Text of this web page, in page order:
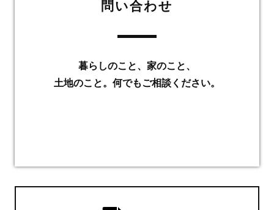
問い合わせ
暮らしのこと、家のこと、
土地のこと。何でもご相談ください。